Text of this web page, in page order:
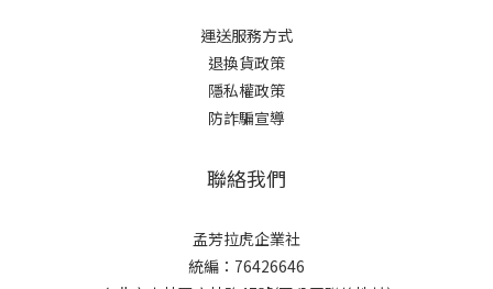
運送服務方式
退換貨政策
隱私權政策
防詐騙宣導
聯絡我們
孟芳拉虎企業社
統編：76426646